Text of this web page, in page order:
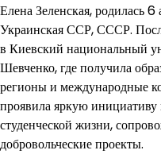
Елена Зеленская, родилась
Украинская ССР, СССР.
в Киевский национальный
Шевченко, где получила
регионы и международные
проявила яркую инициативу
студенческой жизни,
добровольческие проекты.